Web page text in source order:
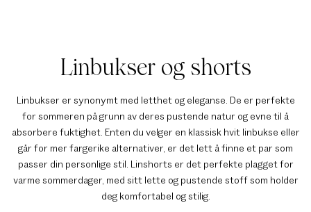
Linbukser og shorts
Linbukser er synonymt med letthet og eleganse. De er perfekte
for sommeren på grunn av deres pustende natur og evne til å
absorbere fuktighet. Enten du velger en klassisk hvit linbukse eller
går for mer fargerike alternativer, er det lett å finne et par som
passer din personlige stil. Linshorts er det perfekte plagget for
varme sommerdager, med sitt lette og pustende stoff som holder
deg komfortabel og stilig.